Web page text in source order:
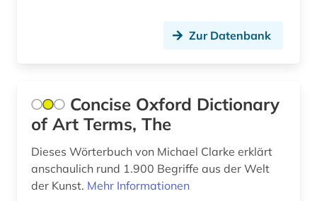
albert (1879-1955) (1)
albertus, magnus, heiliger | katholischer
theologe; bischof; philosoph; alchemist;
naturwissenschaftler; heiliger (1)
albrecht (4)
Zur Datenbank
Concise Oxford Dictionary
of Art Terms, The
Dieses Wörterbuch von Michael Clarke erklärt
anschaulich rund 1.900 Begriffe aus der Welt
der Kunst. Mehr Informationen